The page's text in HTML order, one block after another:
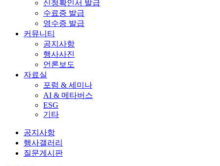
신청확인서 발급
수료증 발급
영수증 발급
커뮤니티
공지사항
행사사진
언론보도
자료실
포럼 & 세미나
AI & 메타버스
ESG
기타
공지사항
행사갤러리
질문게시판